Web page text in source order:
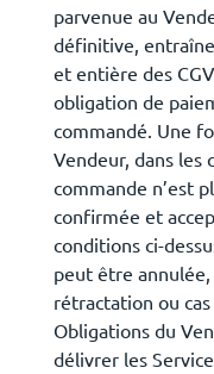
parvenue au
définitive,
et entière des
obligation de
commandé. Une
Vendeur, dans les
commande n’est
confirmée et
conditions ci-
peut être annulée,
rétractation ou
Obligations du
délivrer les